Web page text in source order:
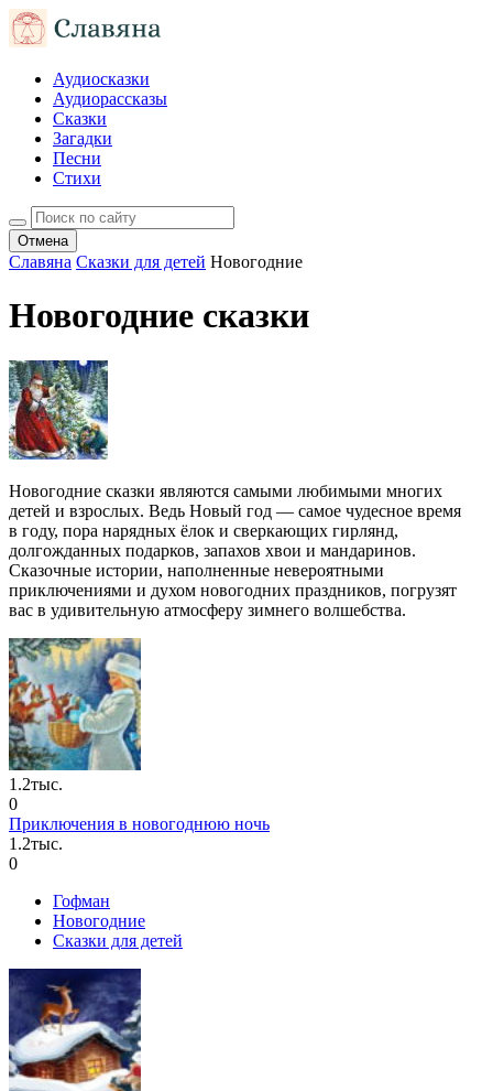
Аудиосказки
Аудиорассказы
Сказки
Загадки
Песни
Стихи
Отмена
Славяна Сказки для детей Новогодние
Новогодние сказки
Новогодние сказки являются самыми любимыми многих
детей и взрослых. Ведь Новый год — самое чудесное время
в году, пора нарядных ёлок и сверкающих гирлянд,
долгожданных подарков, запахов хвои и мандаринов.
Сказочные истории, наполненные невероятными
приключениями и духом новогодних праздников, погрузят
вас в удивительную атмосферу зимнего волшебства.
1.2тыс.
0
Приключения в новогоднюю ночь
1.2тыс.
0
Гофман
Новогодние
Сказки для детей